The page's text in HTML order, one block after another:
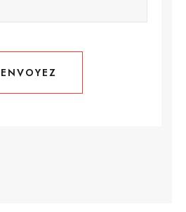
ENVOYEZ
ENVOYEZ